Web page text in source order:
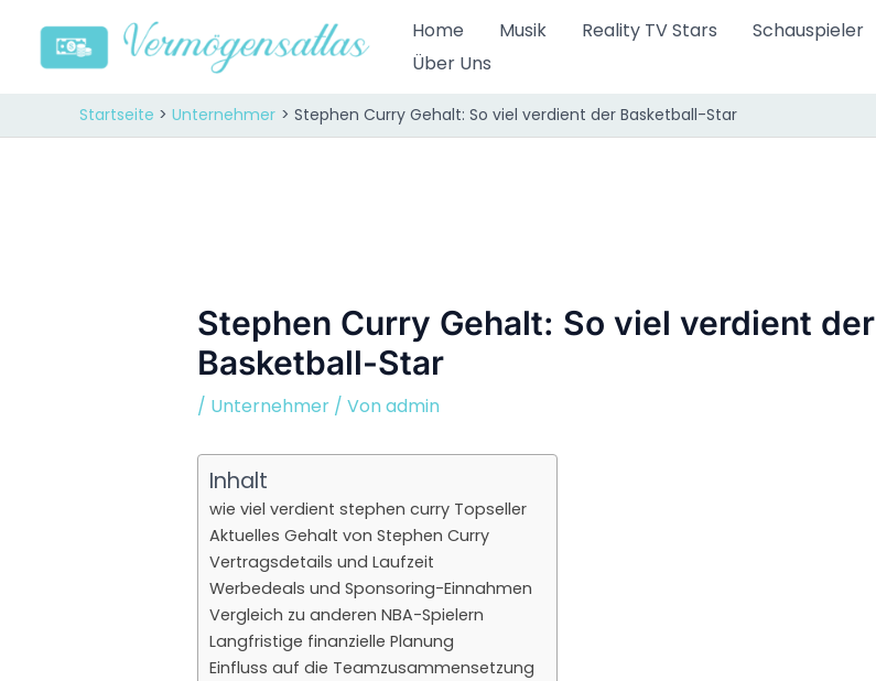
Inhalt
springen
Home Musik Reality TV Stars Schauspieler
Über Uns
Startseite Unternehmer Stephen Curry Gehalt: So viel verdient der Basketball-Star
Stephen Curry Gehalt: So viel verdient der
Basketball-Star
/ Unternehmer/ Von admin
Inhalt
wie viel verdient stephen curry Topseller
Aktuelles Gehalt von Stephen Curry
Vertragsdetails und Laufzeit
Werbedeals und Sponsoring-Einnahmen
Vergleich zu anderen NBA-Spielern
Langfristige finanzielle Planung
Einfluss auf die Teamzusammensetzung